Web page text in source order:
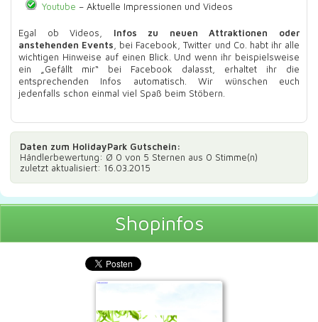
Youtube – Aktuelle Impressionen und Videos
Egal ob Videos, Infos zu neuen Attraktionen oder
anstehenden Events, bei Facebook, Twitter und Co. habt ihr alle
wichtigen Hinweise auf einen Blick. Und wenn ihr beispielsweise
ein „Gefällt mir“ bei Facebook dalasst, erhaltet ihr die
entsprechenden Infos automatisch. Wir wünschen euch
jedenfalls schon einmal viel Spaß beim Stöbern.
Daten zum HolidayPark Gutschein:
Händlerbewertung: Ø 0 von 5 Sternen aus 0 Stimme(n)
zuletzt aktualisiert: 16.03.2015
Shopinfos